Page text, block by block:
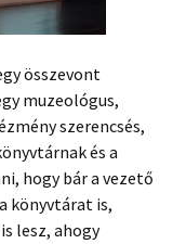
összevont
muzeológus,
szerencsés,
és a
hogy bár a vezető
könyvtárat is,
lesz, ahogy